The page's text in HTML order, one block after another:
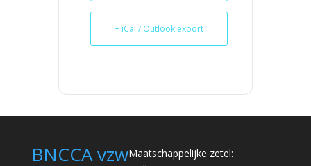
+ iCal / Outlook export
BNCCA vzwMaatschappelijke zetel: